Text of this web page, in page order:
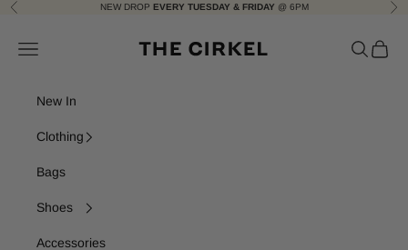
Skip to content
Previous NEW DROP EVERY TUESDAY & FRIDAY @ 6PM
Navigation menu Search
Cart
New In
Clothing
Bags
Shoes
Accessories